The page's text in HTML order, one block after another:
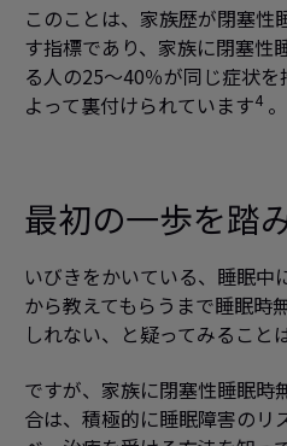
このことは、家族歴が閉塞性
す指標であり、家族に閉塞性
る人の25～40％が同じ症状
よって裏付けられています4 。
最初の一歩を踏
いびきをかいている、睡眠中
から教えてもらうまで睡眠時
しれない、と疑ってみること
ですが、家族に閉塞性睡眠時
合は、積極的に睡眠障害のリ